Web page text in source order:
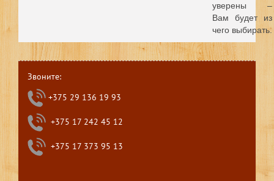
уверены –
Вам будет из
чего выбирать.
Звоните:
+375 29 136 19 93
+375 17 242 45 12
+375 17 373 95 13